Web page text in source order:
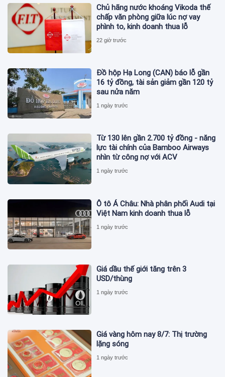
Chủ hãng nước khoáng Vikoda thế
chấp văn phòng giữa lúc nợ vay
phình to, kinh doanh thua lỗ
22 giờ trước
Đồ hộp Hạ Long (CAN) báo lỗ gần
16 tỷ đồng, tài sản giảm gần 120 tỷ
sau nửa năm
1 ngày trước
Từ 130 lên gần 2.700 tỷ đồng - năng
lực tài chính của Bamboo Airways
nhìn từ công nợ với ACV
1 ngày trước
Ô tô Á Châu: Nhà phân phối Audi tại
Việt Nam kinh doanh thua lỗ
1 ngày trước
Giá dầu thế giới tăng trên 3
USD/thùng
1 ngày trước
Giá vàng hôm nay 8/7: Thị trường
lặng sóng
1 ngày trước